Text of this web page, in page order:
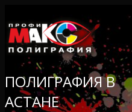
ПОЛИГРАФИЯ В
АСТАНЕ